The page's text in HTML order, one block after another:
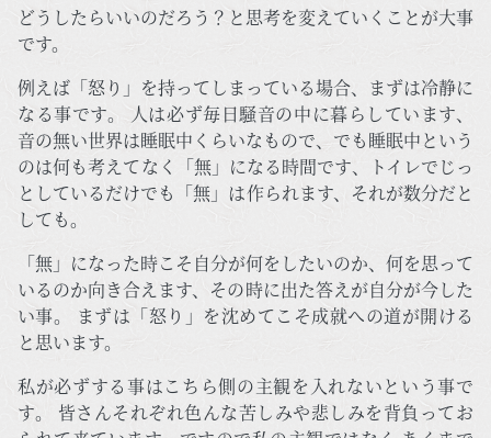
どうしたらいいのだろう？と思考を変えていくことが大事
です。
例えば「怒り」を持ってしまっている場合、まずは冷静に
なる事です。 人は必ず毎日騒音の中に暮らしています、
音の無い世界は睡眠中くらいなもので、でも睡眠中という
のは何も考えてなく「無」になる時間です、トイレでじっ
としているだけでも「無」は作られます、それが数分だと
しても。
「無」になった時こそ自分が何をしたいのか、何を思って
いるのか向き合えます、その時に出た答えが自分が今した
い事。 まずは「怒り」を沈めてこそ成就への道が開ける
と思います。
私が必ずする事はこちら側の主観を入れないという事で
す。 皆さんそれぞれ色んな苦しみや悲しみを背負ってお